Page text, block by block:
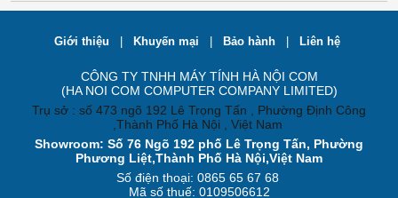
Giới thiệu Khuyến mại Bảo hành Liên hệ
CÔNG TY TNHH MÁY TÍNH HÀ NỘI COM
(HA NOI COM COMPUTER COMPANY LIMITED)
Trụ sở : số 473 ngõ 192 Lê Trọng Tấn , Phường Định Công
,Thành Phố Hà Nội , Việt Nam
Showroom: Số 76 Ngõ 192 phố Lê Trọng Tấn, Phường
Phương Liệt,Thành Phố Hà Nội,Việt Nam
Số điện thoại: 0865 65 67 68
Mã số thuế: 0109506612